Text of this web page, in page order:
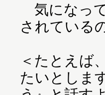
気になっ
されている
＜たとえば
たいとしま